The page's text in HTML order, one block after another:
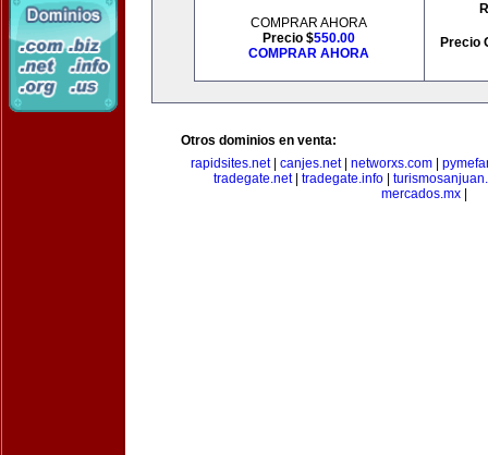
COMPRAR AHORA
Precio $550.00
COMPRAR AHORA
Precio
Otros dominios en venta:
rapidsites.net| canjes.net| networxs.com|
tradegate.net| tradegate.info
mercados.mx|